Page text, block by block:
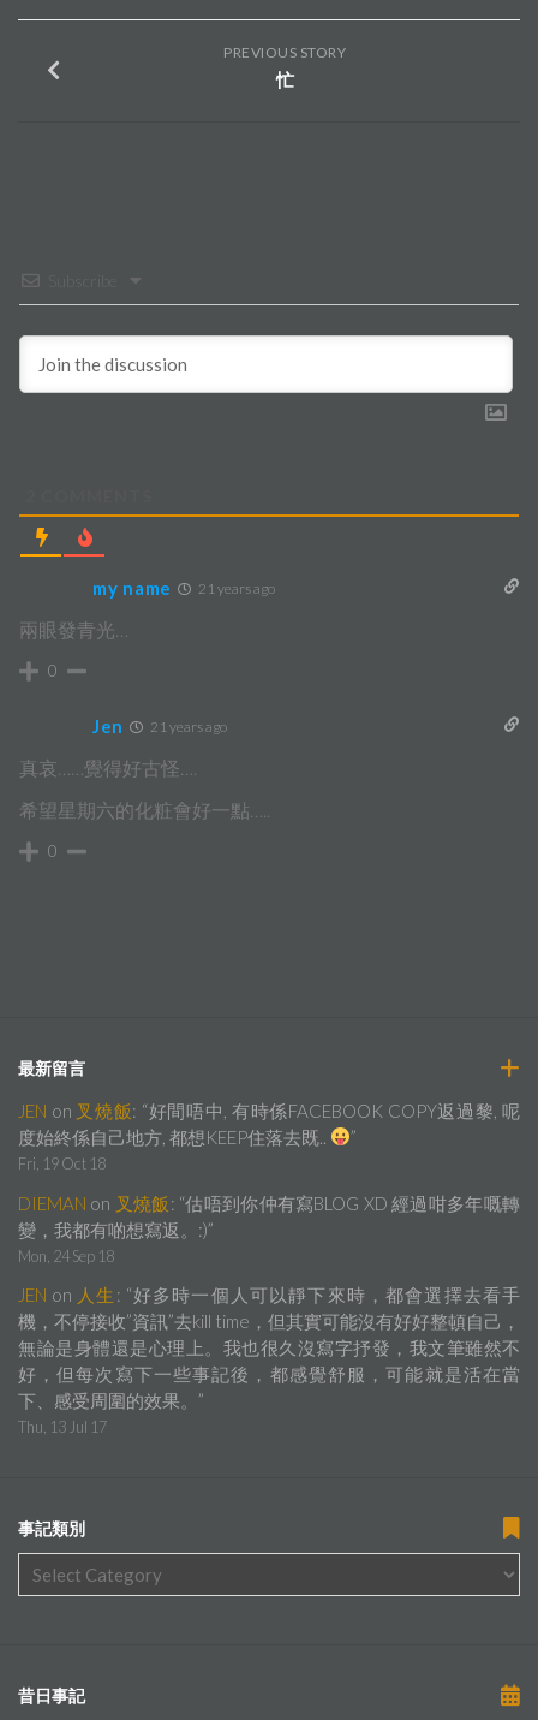
PREVIOUS STORY
忙
my name 21 years ago
兩眼發青光…
0
Jen 21 years ago
真哀……覺得好古怪….
希望星期六的化粧會好一點…..
0
最新留言
JEN on 叉燒飯: “好間唔中, 有時係FACEBOOK COPY返過黎, 呢
度始終係自己地方, 都想KEEP住落去既..
”
Fri, 19 Oct 18
DIEMAN on 叉燒飯 : “估唔到你仲有寫BLOG XD 經過咁多年嘅轉
變，我都有啲想寫返。:)”
Mon, 24 Sep 18
JEN on 人生 : “好多時一個人可以靜下來時，都會選擇去看手
機，不停接收”資訊”去kill time，但其實可能沒有好好整頓自己，
無論是身體還是心理上。我也很久沒寫字抒發，我文筆雖然不
好，但每次寫下一些事記後，都感覺舒服，可能就是活在當
下、感受周圍的效果。 ”
Thu, 13 Jul 17
事記類別
昔日事記